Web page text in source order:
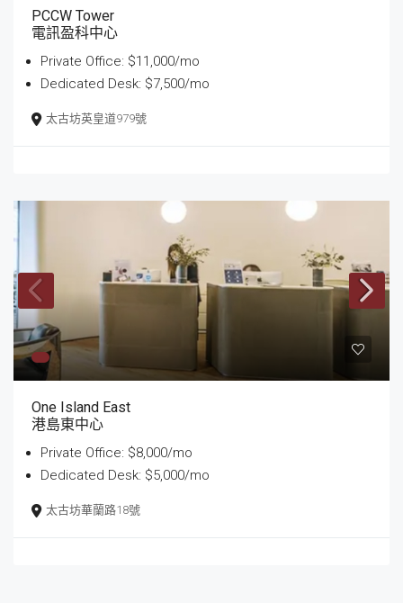
PCCW Tower
電訊盈科中心
Private Office: $11,000/mo
Dedicated Desk: $7,500/mo
太古坊英皇道979號
One Island East
港島東中心
Private Office: $8,000/mo
Dedicated Desk: $5,000/mo
太古坊華蘭路18號